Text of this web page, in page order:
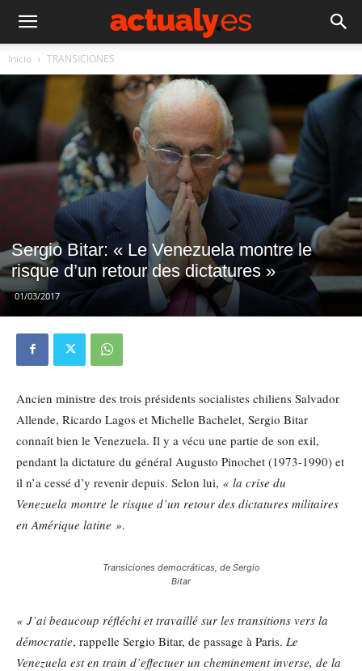
Inicio TRANSICIONES
Sergio Bitar: « Le Venezuela montre le
risque d’un retour des dictatures »
01/03/2017
Ancien ministre des trois présidents socialistes chiliens Salvador
Allende, Ricardo Lagos et Michelle Bachelet, Sergio Bitar
connaît bien le Venezuela. Il y a vécu une partie de son exil,
pendant la dictature du général Augusto Pinochet (1973-1990) et
il n’a cessé d’y revenir depuis. Selon lui, « la crise du
Venezuela montre le risque d’un retour des dictatures militaires
en Amérique latine ».
Transiciones democráticas, de Sergio
Bitar
« J’ai beaucoup réfléchi et travaillé sur les transitions vers la
démocratie, rappelle Sergio Bitar, de passage à Paris. Le
Venezuela est en train d’effectuer un cheminement inverse, de la